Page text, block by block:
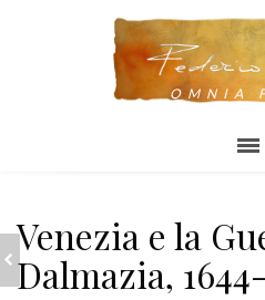
OMNIA
Venezia e la
Dalmazia,
VENEZIA
NEUTRALE, LA
FATALE